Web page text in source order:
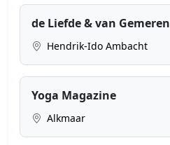
de Liefde & van Gemeren
Hendrik-Ido Ambacht
Yoga Magazine
Alkmaar